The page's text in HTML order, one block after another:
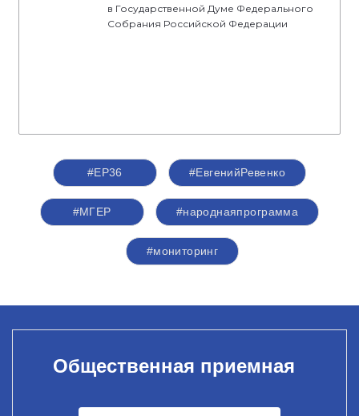
в Государственной Думе Федерального
Собрания Российской Федерации
#ЕР36 #ЕвгенийРевенко
#‎МГЕР‬ #народнаяпрограмма
#мониторинг
Общественная приемная